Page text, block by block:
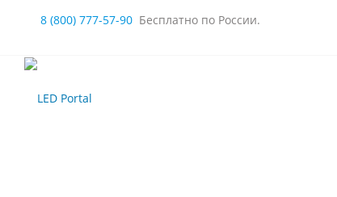
8 (800) 777-57-90 Бесплатно по России.